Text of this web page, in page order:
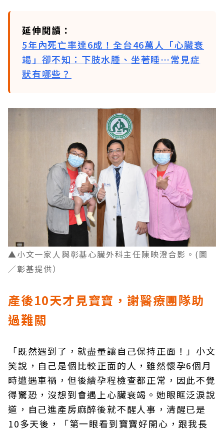
延伸閱讀：
5年內死亡率達6成！全台46萬人「心臟衰
竭」卻不知：下肢水腫、坐著睡…常見症
狀有哪些？
▲小文一家人與彰基心臟外科主任陳映澄合影。(圖
／彰基提供）
產後10天才見寶寶，謝醫療團隊助
過難關
「既然遇到了，就盡量讓自己保持正面！」小文
笑說，自己是個比較正面的人，雖然懷孕6個月
時遭遇車禍，但後續孕程檢查都正常，因此不覺
得驚恐，沒想到會遇上心臟衰竭。她眼眶泛淚說
道，自己進產房麻醉後就不醒人事，清醒已是
10多天後，「第一眼看到寶寶好開心，跟我長